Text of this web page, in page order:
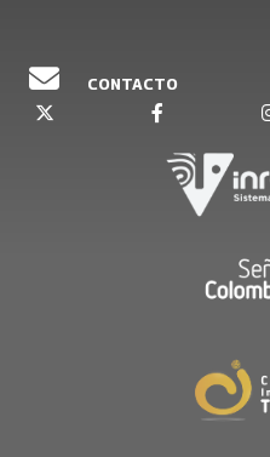
CONTACTO